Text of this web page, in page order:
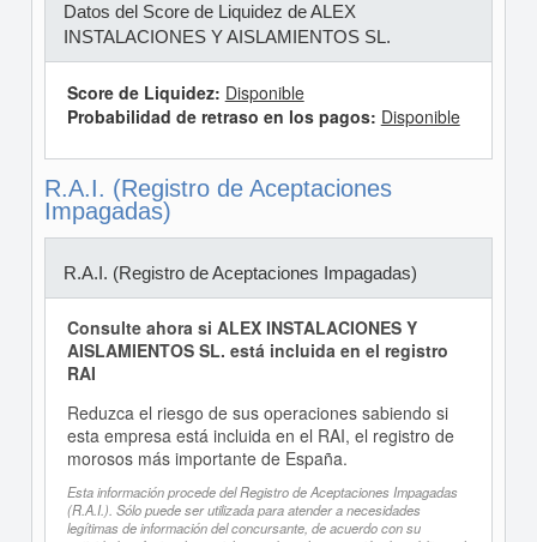
Datos del Score de Liquidez de ALEX
INSTALACIONES Y AISLAMIENTOS SL.
Score de Liquidez: Disponible
Probabilidad de retraso en los pagos: Disponible
R.A.I. (Registro de Aceptaciones
Impagadas)
R.A.I. (Registro de Aceptaciones Impagadas)
Consulte ahora si ALEX INSTALACIONES Y
AISLAMIENTOS SL. está incluida en el registro
RAI
Reduzca el riesgo de sus operaciones sabiendo si
esta empresa está incluida en el RAI, el registro de
morosos más importante de España.
Esta información procede del Registro de Aceptaciones Impagadas
(R.A.I.). Sólo puede ser utilizada para atender a necesidades
legítimas de información del concursante, de acuerdo con su